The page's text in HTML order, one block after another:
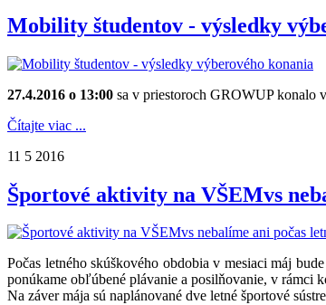
Mobility študentov - výsledky
27.4.2016 o 13:00 sa v priestoroch GROWUP konalo
Čítajte viac ...
11 5 2016
Športové aktivity na VŠEMvs
Počas letného skúškového obdobia v mesiaci máj
ponúkame obľúbené plávanie a posilňovanie, v rámci
Na záver mája sú naplánované dve letné športové